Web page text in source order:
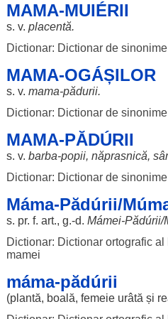
MAMA-MUIÉRII
s. v. placentă.
Dictionar: Dictionar de sinonime
MAMA-OGÁȘILOR
s. v. mama-pădurii.
Dictionar: Dictionar de sinonime
MAMA-PĂDÚRII
s. v. barba-popii, năprasnică,
Dictionar: Dictionar de sinonime
Máma-Pădúrii/
s. pr. f. art., g.-d. Mámei-Pădúrii/
Dictionar: Dictionar ortografic
mamei
máma-pădúrii
(plantă, boală, femeie urâtă și